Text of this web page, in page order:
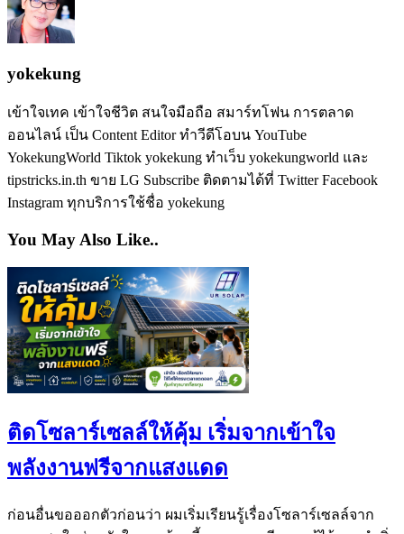
yokekung
เข้าใจเทค เข้าใจชีวิต สนใจมือถือ สมาร์ทโฟน การตลาด
ออนไลน์ เป็น Content Editor ทำวีดีโอบน YouTube
YokekungWorld Tiktok yokekung ทำเว็บ yokekungworld และ
tipstricks.in.th ขาย LG Subscribe ติดตามได้ที่ Twitter Facebook
Instagram ทุกบริการใช้ชื่อ yokekung
You May Also Like..
ติดโซลาร์เซลล์ให้คุ้ม เริ่มจากเข้าใจ
พลังงานฟรีจากแสงแดด
ก่อนอื่นขอออกตัวก่อนว่า ผมเริ่มเรียนรู้เรื่องโซลาร์เซลล์จาก